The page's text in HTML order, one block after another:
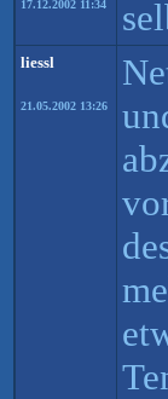
17.12.2002 11:34
liessl
21.05.2002 13:26